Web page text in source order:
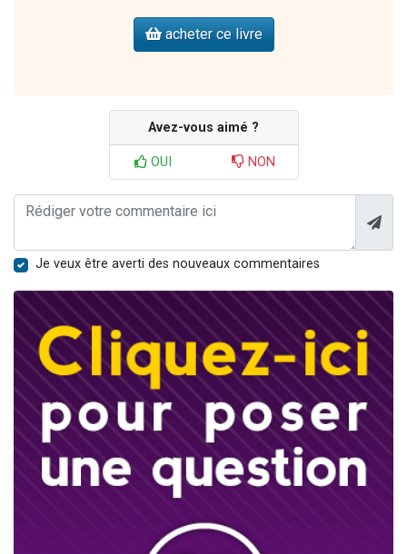
acheter ce livre
Avez-vous aimé ?
OUI NON
Je veux être averti des nouveaux commentaires